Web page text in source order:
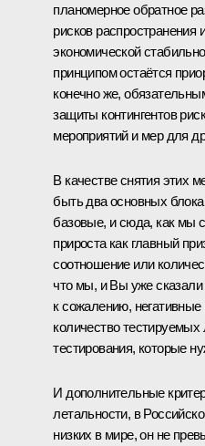
планомерное обратное
рисков распространения
экономической
принципом остаётся
конечно же,
защиты контингентов
мероприятий и мер для
В качестве снятия этих
быть два основных
базовые, и сюда, как мы
прироста как главный
соотношение или
что мы, и Вы уже
к сожалению,
количество
тестирования, которые
И дополнительные
летальности, в
низких в мире, он не